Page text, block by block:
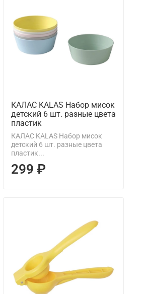
КАЛАС KALAS Набор мисок
детский 6 шт. разные цвета
пластик
КАЛАС KALAS Набор мисок
детский 6 шт. разные цвета
пластик...
299 ₽